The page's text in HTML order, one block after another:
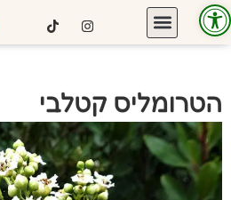
הטרומליס קטלבי